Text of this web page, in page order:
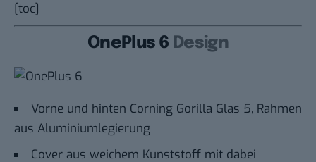
[toc]
OnePlus 6 Design
Vorne und hinten Corning Gorilla Glas 5, Rahmen
aus Aluminiumlegierung
Cover aus weichem Kunststoff mit dabei